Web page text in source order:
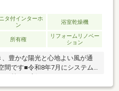
タ付インターホ
ン
浴室乾燥機
所有権
リフォームリノベー
ション
豊かな陽光と心地よい風が通
間です■令和8年7月にシステム
㎡の使いやすい2LDK、約13.8